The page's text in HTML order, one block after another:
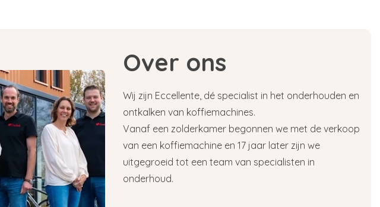
Over ons
Wij zijn Eccellente, dé specialist in het onderhouden en
ontkalken van koffiemachines.
Vanaf een zolderkamer begonnen we met de verkoop
van een koffiemachine en 17 jaar later zijn we
uitgegroeid tot een team van specialisten in
onderhoud.